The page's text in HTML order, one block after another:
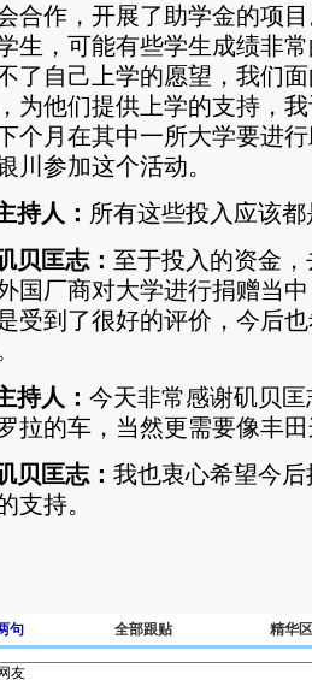
合作，开展了助学金的项
生，可能有些学生成绩非
了自己上学的愿望，我们
为他们提供上学的支持，
个月在其中一所大学要进
川参加这个活动。
持人： 所有这些投入应该
贝匡志： 至于投入的资金
国厂商对大学进行捐赠当
受到了很好的评价，今后
持人： 今天非常感谢矶贝
拉的车，当然更需要像丰
贝匡志： 我也衷心希望今
支持。
句 全部跟贴 精华区